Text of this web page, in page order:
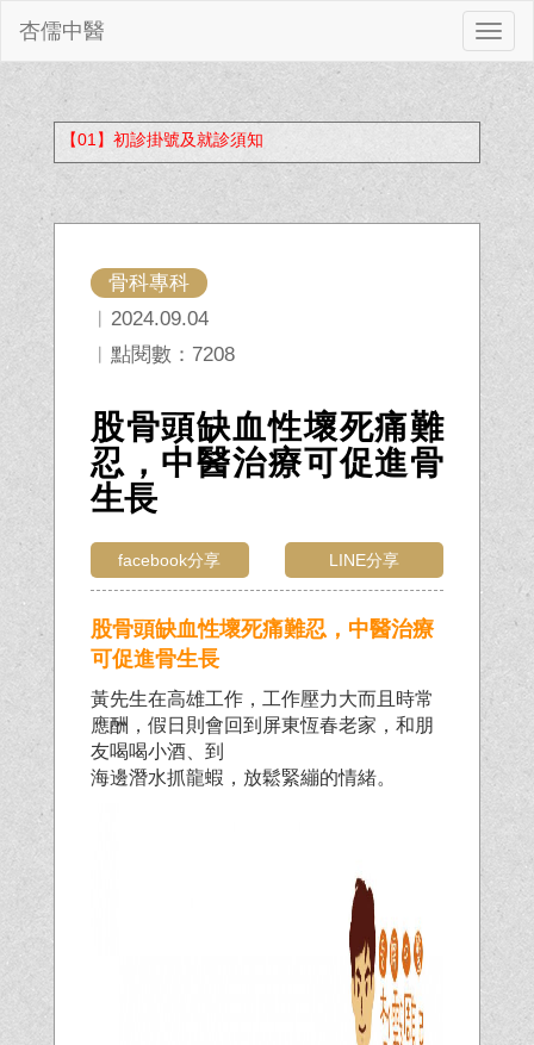
切
換
杏儒中醫
【01】初診掛號及就診須知
骨科專科
︱2024.09.04
︱點閱數：7208
股骨頭缺血性壞死痛難
忍，中醫治療可促進骨
生長
facebook分享 LINE分享
股骨頭缺血性壞死痛難忍，中醫治療
可促進骨生長
黃先生在高雄工作，工作壓力大而且時常
應酬，假日則會回到屏東恆春老家，和朋
友喝喝小酒、到
海邊潛水抓龍蝦，放鬆緊繃的情緒。